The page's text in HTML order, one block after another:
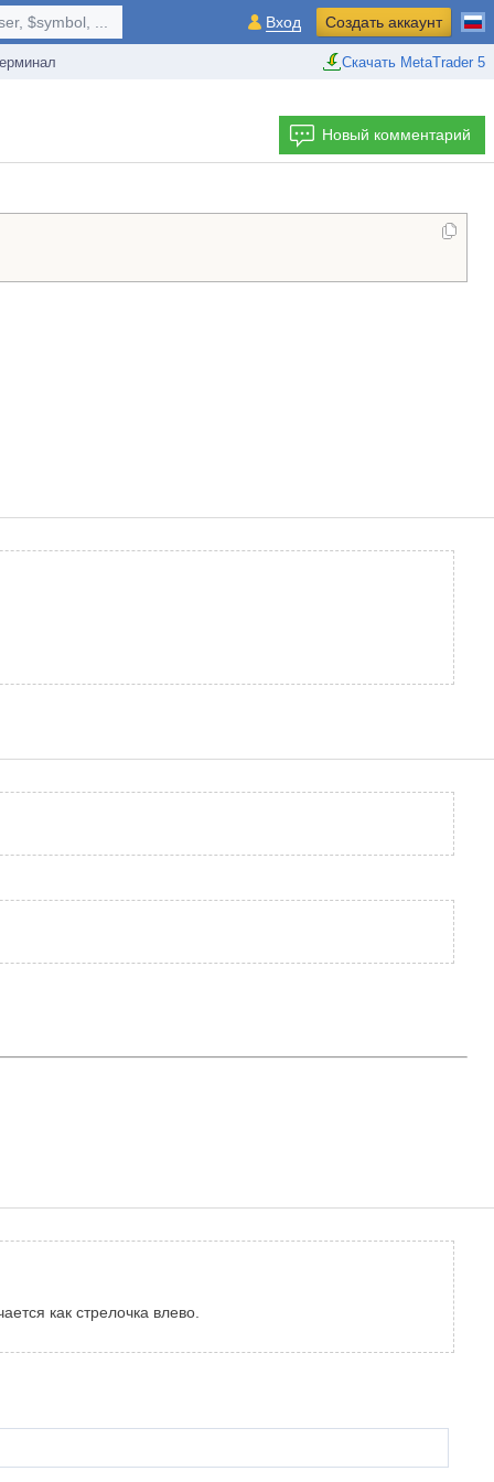
Скачать MetaTrader 5
$symbol, ... Вход Создать аккаунт
Новый комментарий
как стрелочка влево.